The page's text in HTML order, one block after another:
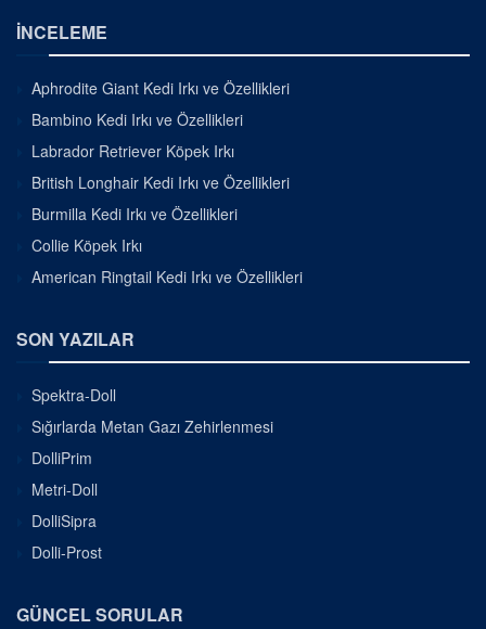
İNCELEME
Aphrodite Giant Kedi Irkı ve Özellikleri
Bambino Kedi Irkı ve Özellikleri
Labrador Retriever Köpek Irkı
British Longhair Kedi Irkı ve Özellikleri
Burmilla Kedi Irkı ve Özellikleri
Collie Köpek Irkı
American Ringtail Kedi Irkı ve Özellikleri
SON YAZILAR
Spektra-Doll
Sığırlarda Metan Gazı Zehirlenmesi
DolliPrim
Metri-Doll
DolliSipra
Dolli-Prost
GÜNCEL SORULAR